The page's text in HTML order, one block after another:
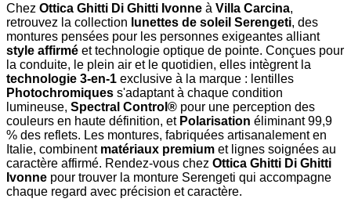
Chez Ottica Ghitti Di Ghitti Ivonne à Villa Carcina,
retrouvez la collection lunettes de soleil Serengeti, des
montures pensées pour les personnes exigeantes alliant
style affirmé et technologie optique de pointe. Conçues pour
la conduite, le plein air et le quotidien, elles intègrent la
technologie 3-en-1 exclusive à la marque : lentilles
Photochromiques s'adaptant à chaque condition
lumineuse, Spectral Control® pour une perception des
couleurs en haute définition, et Polarisation éliminant 99,9
% des reflets. Les montures, fabriquées artisanalement en
Italie, combinent matériaux premium et lignes soignées au
caractère affirmé. Rendez-vous chez Ottica Ghitti Di Ghitti
Ivonne pour trouver la monture Serengeti qui accompagne
chaque regard avec précision et caractère.